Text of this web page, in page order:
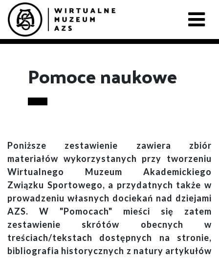
Pomoce naukowe
Poniższe zestawienie zawiera zbiór
materiałów wykorzystanych przy tworzeniu
Wirtualnego Muzeum Akademickiego
Związku Sportowego, a przydatnych także w
prowadzeniu własnych dociekań nad dziejami
AZS. W "Pomocach" mieści się zatem
zestawienie skrótów obecnych w
treściach/tekstach dostępnych na stronie,
bibliografia historycznych z natury artykułów